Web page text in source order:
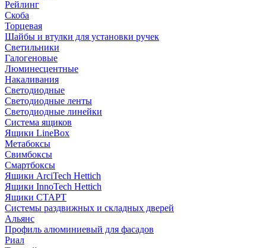
Рейлинг
Скоба
Торцевая
Шайбы и втулки для установки ручек
Светильники
Галогеновые
Люминесцентные
Накаливания
Светодиодные
Светодиодные ленты
Светодиодные линейки
Система ящиков
Ящики LineBox
Метабоксы
Свимбоксы
Смартбоксы
Ящики ArciTech Hettich
Ящики InnoTech Hettich
Ящики СТАРТ
Системы раздвижных и складных дверей
Альянс
Профиль алюминиевый для фасадов
Риал